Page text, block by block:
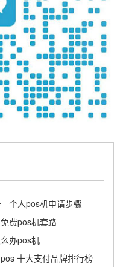
个人pos机申请步骤
费pos机套路
办pos机
十大支付品牌排行榜